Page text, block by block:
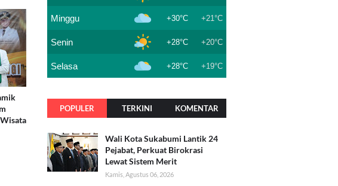
Minggu +30°C +21°C
Senin +28°C +20°C
Selasa +28°C +19°C
POPULER TERKINI KOMENTAR
Wali Kota Sukabumi Lantik 24
Pejabat, Perkuat Birokrasi
Lewat Sistem Merit
Kamis, Agustus 06, 2026